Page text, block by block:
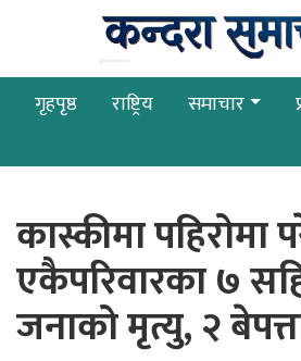
गृहपृष्ठ राष्ट्रिय समाचार
कास्कीमा पहिरोमा
एकैपरिवारका ७
जनाको मृत्यु, २